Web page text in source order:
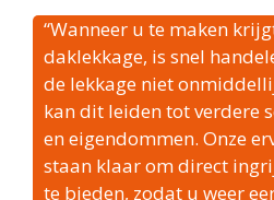
“Wanneer u te maken
daklekkage, is snel
de lekkage niet
kan dit leiden tot verdere
en eigendommen. Onze
staan klaar om direct
te bieden, zodat u weer